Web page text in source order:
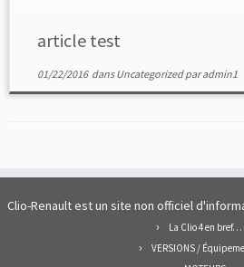
article test
01/22/2016dansUncategorizedparadmin1
Clio-Renault est un site non officiel
La Clio 4 en bref…
VERSIONS /